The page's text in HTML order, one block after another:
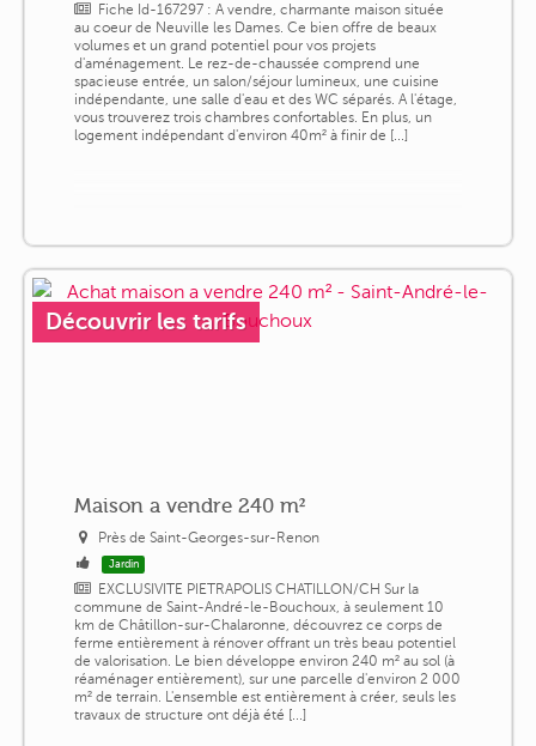
Fiche Id-167297 : A vendre, charmante maison située
au coeur de Neuville les Dames. Ce bien offre de beaux
volumes et un grand potentiel pour vos projets
d'aménagement. Le rez-de-chaussée comprend une
spacieuse entrée, un salon/séjour lumineux, une cuisine
indépendante, une salle d'eau et des WC séparés. A l'étage,
vous trouverez trois chambres confortables. En plus, un
logement indépendant d'environ 40m² à finir de [...]
Découvrir les tarifs
Maison a vendre 240 m²
Près de Saint-Georges-sur-Renon
Jardin
EXCLUSIVITE PIETRAPOLIS CHATILLON/CH Sur la
commune de Saint-André-le-Bouchoux, à seulement 10
km de Châtillon-sur-Chalaronne, découvrez ce corps de
ferme entièrement à rénover offrant un très beau potentiel
de valorisation. Le bien développe environ 240 m² au sol (à
réaménager entièrement), sur une parcelle d'environ 2 000
m² de terrain. L'ensemble est entièrement à créer, seuls les
travaux de structure ont déjà été [...]